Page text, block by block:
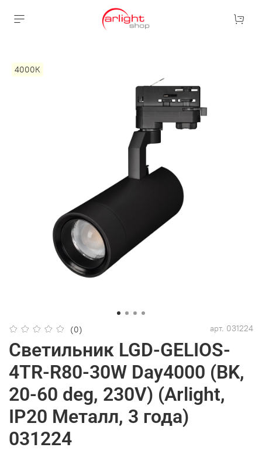
4000К
(0) арт. 031224
Светильник LGD-GELIOS-
4TR-R80-30W Day4000 (BK,
20-60 deg, 230V) (Arlight,
IP20 Металл, 3 года)
031224